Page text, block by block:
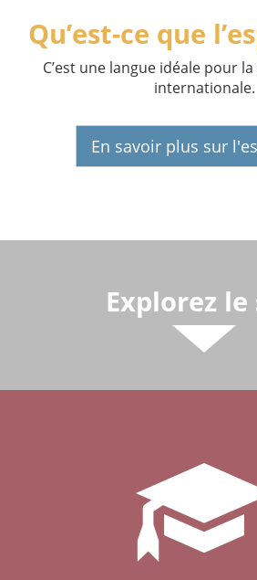
Qu’est-ce que
C’est une langue idéale pour
internationale.
En savoir plus sur
Explorez